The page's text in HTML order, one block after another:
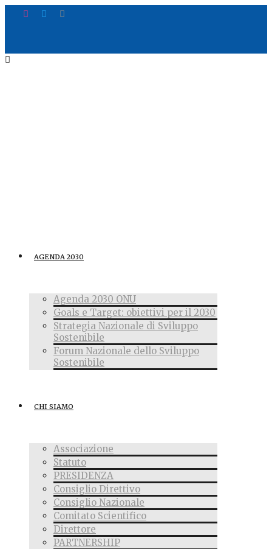
AGENDA 2030
Agenda 2030 ONU
Goals e Target: obiettivi per il 2030
Strategia Nazionale di Sviluppo
Sostenibile
Forum Nazionale dello Sviluppo
Sostenibile
CHI SIAMO
Associazione
Statuto
PRESIDENZA
Consiglio Direttivo
Consiglio Nazionale
Comitato Scientifico
Direttore
PARTNERSHIP